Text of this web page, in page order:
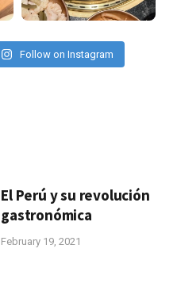
Follow on Instagram
El Perú y su revolución
gastronómica
February 19, 2021